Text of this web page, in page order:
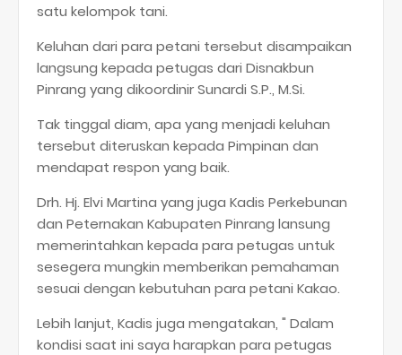
satu kelompok tani.
Keluhan dari para petani tersebut disampaikan
langsung kepada petugas dari Disnakbun
Pinrang yang dikoordinir Sunardi S.P., M.Si.
Tak tinggal diam, apa yang menjadi keluhan
tersebut diteruskan kepada Pimpinan dan
mendapat respon yang baik.
Drh. Hj. Elvi Martina yang juga Kadis Perkebunan
dan Peternakan Kabupaten Pinrang lansung
memerintahkan kepada para petugas untuk
sesegera mungkin memberikan pemahaman
sesuai dengan kebutuhan para petani Kakao.
Lebih lanjut, Kadis juga mengatakan, " Dalam
kondisi saat ini saya harapkan para petugas